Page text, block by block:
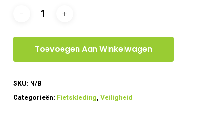
Toevoegen Aan Winkelwagen
SKU: N/B
Categorieën: Fietskleding, Veiligheid